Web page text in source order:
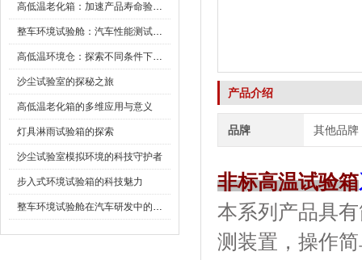
高低温老化箱：加速产品寿命验证的可靠伙伴
整车环境试验舱：汽车性能测试的设备
高低温环境仓：探索不同条件下的科学奥秘
沙尘试验室的探秘之旅
高低温老化箱的多维应用与意义
灯具淋雨试验箱的探索
沙尘试验室模拟环境的科技守护者
步入式环境试验箱的科技魅力
整车环境试验舱在汽车研发中的作用
产品介绍
品牌 其他品牌
非标高温试验箱
本系列产品具有
测装置，操作简